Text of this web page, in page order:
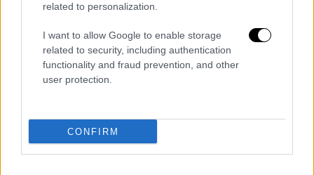
related to personalization.
I want to allow Google to enable storage
related to security, including authentication
functionality and fraud prevention, and other
user protection.
CONFIRM
video